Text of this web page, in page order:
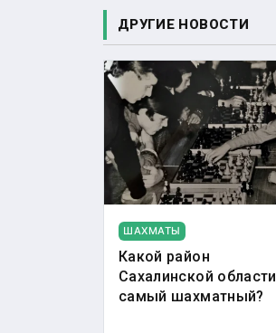
ДРУГИЕ НОВОСТИ
ШАХМАТЫ
Какой район
Сахалинской области
самый шахматный?